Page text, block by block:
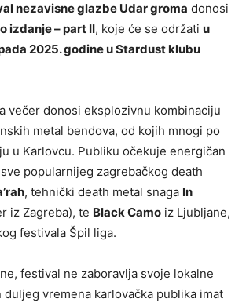
nezavisne glazbe Udar groma donosi
izdanje – part II, koje će se održati u
2025. godine u Stardust klubu
večer donosi eksplozivnu kombinaciju
metal bendova, od kojih mnogi po
u Karlovcu. Publiku očekuje energičan
popularnijeg zagrebačkog death
, tehnički death metal snaga In
iz Zagreba), te Black Camo iz Ljubljane,
festivala Špil liga.
festival ne zaboravlja svoje lokalne
duljeg vremena karlovačka publika imat